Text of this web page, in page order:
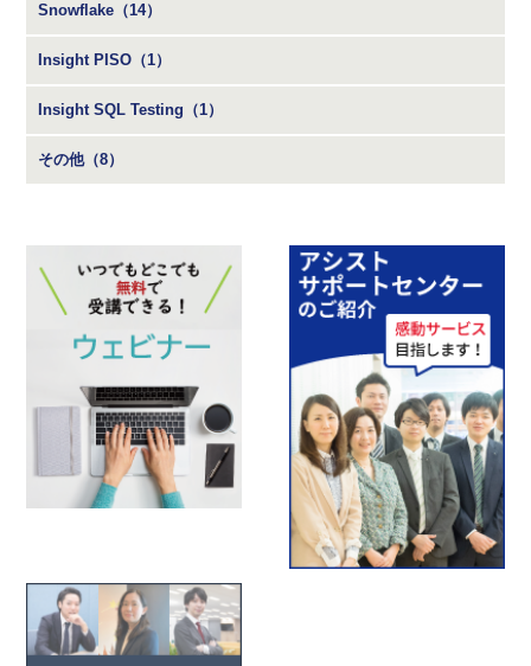
Snowflake（14）
Insight PISO（1）
Insight SQL Testing（1）
その他（8）